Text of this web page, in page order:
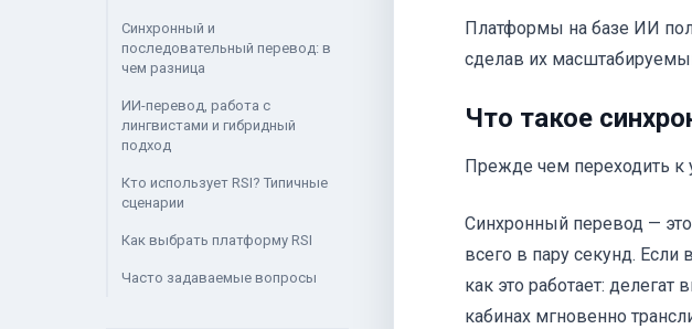
Синхронный и
последовательный перевод: в
чем разница
ИИ-перевод, работа с
лингвистами и гибридный
подход
Кто использует RSI? Типичные
сценарии
Как выбрать платформу RSI
Часто задаваемые вопросы
Платформы на базе ИИ
сделав их
Что такое
Прежде чем переходить
Синхронный перевод —
всего в пару секунд. Если
как это работает:
кабинах мгновенно